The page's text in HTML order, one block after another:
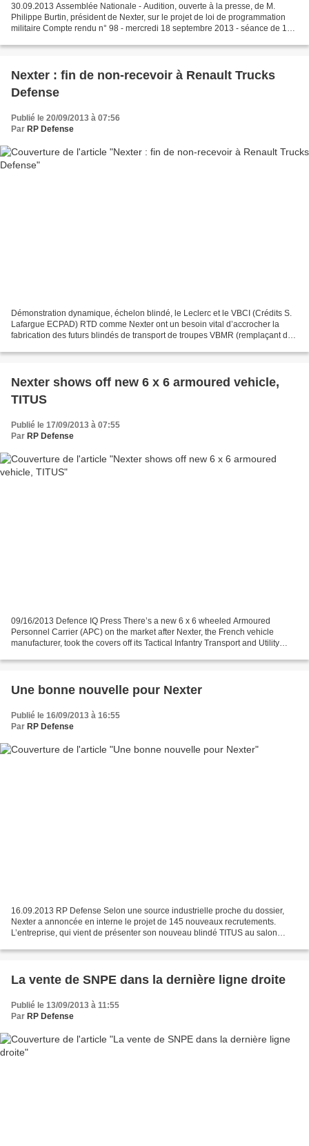
30.09.2013 Assemblée Nationale - Audition, ouverte à la presse, de M.
Philippe Burtin, président de Nexter, sur le projet de loi de programmation
militaire Compte rendu n° 98 - mercredi 18 septembre 2013 - séance de 18
Nexter : fin de non-recevoir à Renault Trucks
Defense
Publié le 20/09/2013 à 07:56
Par RP Defense
Démonstration dynamique, échelon blindé, le Leclerc et le VBCI (Crédits S.
Lafargue ECPAD) RTD comme Nexter ont un besoin vital d’accrocher la
fabrication des futurs blindés de transport de troupes VBMR (remplaçant des
Nexter shows off new 6 x 6 armoured vehicle,
TITUS
Publié le 17/09/2013 à 07:55
Par RP Defense
09/16/2013 Defence IQ Press There’s a new 6 x 6 wheeled Armoured
Personnel Carrier (APC) on the market after Nexter, the French vehicle
manufacturer, took the covers off its Tactical Infantry Transport and Utility
Une bonne nouvelle pour Nexter
Publié le 16/09/2013 à 16:55
Par RP Defense
16.09.2013 RP Defense Selon une source industrielle proche du dossier,
Nexter a annoncée en interne le projet de 145 nouveaux recrutements.
L’entreprise, qui vient de présenter son nouveau blindé TITUS au salon
La vente de SNPE dans la dernière ligne droite
Publié le 13/09/2013 à 11:55
Par RP Defense